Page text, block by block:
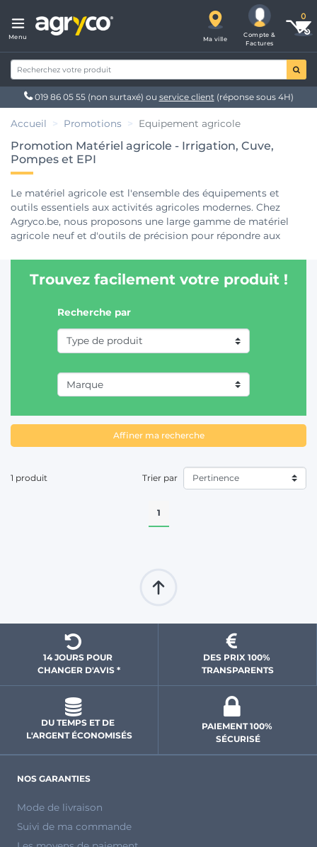
Menu Ma ville
Compte &
Factures
019 86 05 55 (non surtaxé) ou service client(réponse sous 4H)
Accueil Promotions Equipement agricole
Promotion Matériel agricole - Irrigation, Cuve,
Pompes et EPI
Le matériel agricole est l'ensemble des équipements et
outils essentiels aux activités agricoles modernes. Chez
Agryco.be, nous proposons une large gamme de matériel
agricole neuf et d'outils de précision pour répondre aux
partout en Belgique. Notre catalogue inclut des solutions
pour la lutte contre les nuisibles, les big bags, les cuves,
pompes agricoles, les trémies, les vêtements de travail et les
Trouvez facilement votre produit !
Recherche par
Affiner ma recherche
1 produit Trier par
1
14 JOURS POUR
CHANGER D'AVIS *
DES PRIX 100%
TRANSPARENTS
DU TEMPS ET DE
L'ARGENT ÉCONOMISÉS
PAIEMENT 100%
SÉCURISÉ
NOS GARANTIES
Mode de livraison
Suivi de ma commande